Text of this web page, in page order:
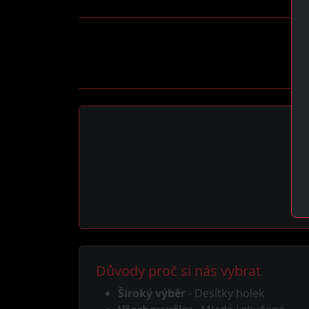
Důvody proč si nás vybrat
Široký výběr - Desítky holek